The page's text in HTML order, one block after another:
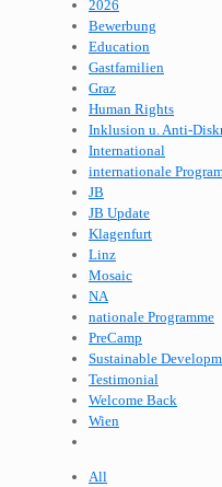
2026
Bewerbung
Education
Gastfamilien
Graz
Human Rights
Inklusion u. Anti-
International
internationale
JB
JB Update
Klagenfurt
Linz
Mosaic
NA
nationale Programme
PreCamp
Sustainable
Testimonial
Welcome Back
Wien
All